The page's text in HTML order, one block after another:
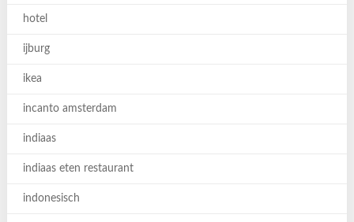
hotel
ijburg
ikea
incanto amsterdam
indiaas
indiaas eten restaurant
indonesisch